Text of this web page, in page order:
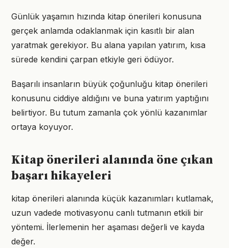
Günlük yaşamın hızında kitap önerileri konusuna
gerçek anlamda odaklanmak için kasıtlı bir alan
yaratmak gerekiyor. Bu alana yapılan yatırım, kısa
sürede kendini çarpan etkiyle geri ödüyor.
Başarılı insanların büyük çoğunluğu kitap önerileri
konusunu ciddiye aldığını ve buna yatırım yaptığını
belirtiyor. Bu tutum zamanla çok yönlü kazanımlar
ortaya koyuyor.
Kitap önerileri alanında öne çıkan
başarı hikayeleri
kitap önerileri alanında küçük kazanımları kutlamak,
uzun vadede motivasyonu canlı tutmanın etkili bir
yöntemi. İlerlemenin her aşaması değerli ve kayda
değer.